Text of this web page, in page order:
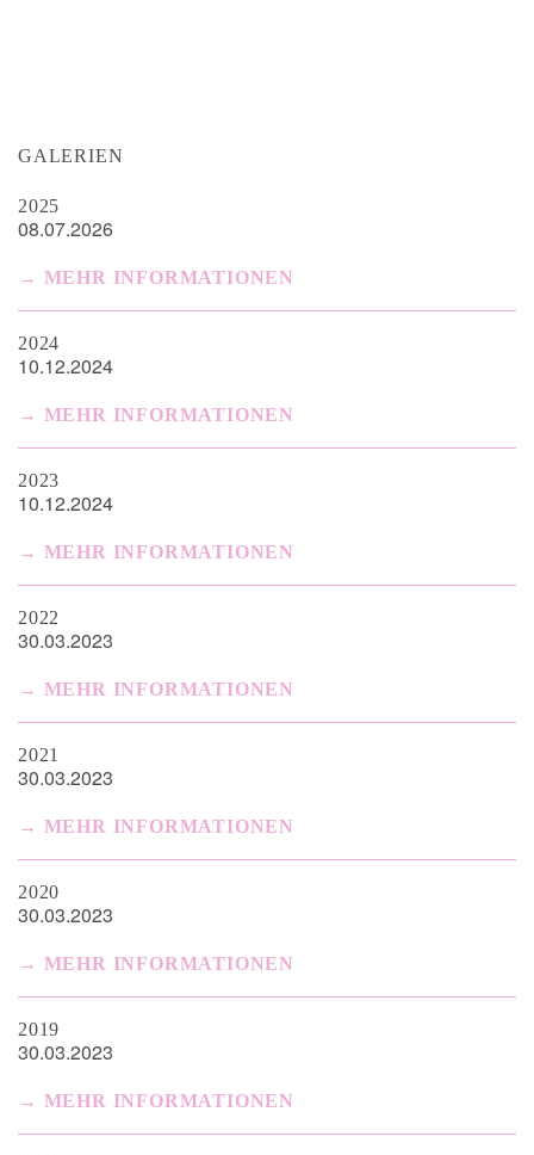
GALERIEN
2025
08.07.2026
MEHR INFORMATIONEN
2024
10.12.2024
MEHR INFORMATIONEN
2023
10.12.2024
MEHR INFORMATIONEN
2022
30.03.2023
MEHR INFORMATIONEN
2021
30.03.2023
MEHR INFORMATIONEN
2020
30.03.2023
MEHR INFORMATIONEN
2019
30.03.2023
MEHR INFORMATIONEN